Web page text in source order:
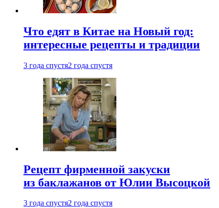
Что едят в Китае на Новый год:
интересные рецепты и традиции
3 года спустя2 года спустя
Рецепт фирменной закуски
из баклажанов от Юлии Высоцкой
3 года спустя2 года спустя